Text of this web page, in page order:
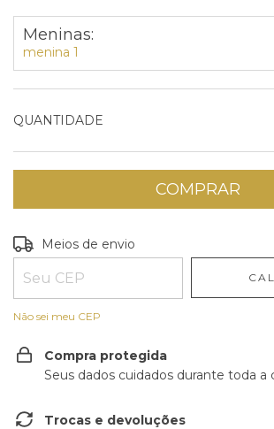
Meninas:
menina 1
QUANTIDADE
Entregas para o CEP:
Meios de envio
Não sei meu CEP
Compra protegida
Seus dados cuidados durante toda a
Trocas e devoluções